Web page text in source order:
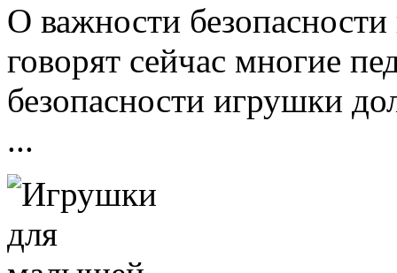
О важности
говорят сейчас многие
безопасности игрушки
...